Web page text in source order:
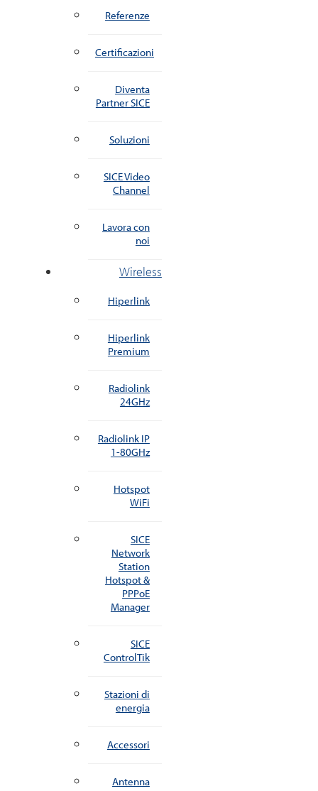
Referenze
Certificazioni
Diventa
Partner SICE
Soluzioni
SICE Video
Channel
Lavora con
noi
Wireless
Hiperlink
Hiperlink
Premium
Radiolink
24GHz
Radiolink IP
1-80GHz
Hotspot
WiFi
SICE
Network
Station
Hotspot &
PPPoE
Manager
SICE
ControlTik
Stazioni di
energia
Accessori
Antenna